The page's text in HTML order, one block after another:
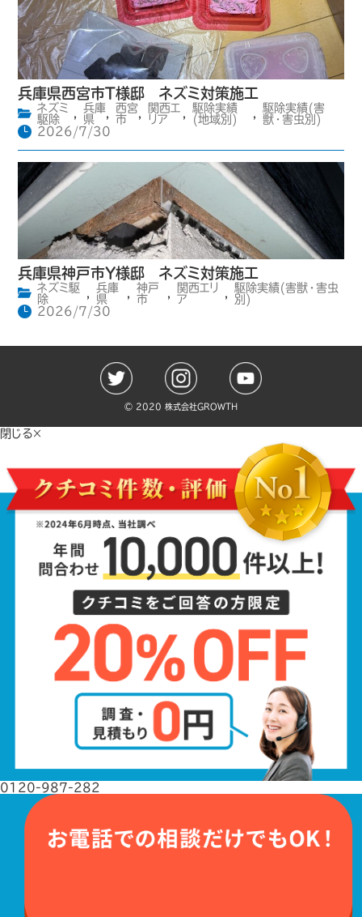
兵庫県西宮市T様邸 ネズミ対策施工
ネズミ
駆除
,
兵庫
県
,
西宮
市
,
関西エ
リア
,
駆除実績
(地域別)
,
駆除実績(害
獣・害虫別)
2026/7/30
兵庫県神戸市Y様邸 ネズミ対策施工
ネズミ駆
除
兵庫
県
神戸
市
関西エリ
ア
駆除実績(害獣・害虫
別)
2026/7/30
©️ 2020 株式会社GROWTH
閉じる×
0120-987-282